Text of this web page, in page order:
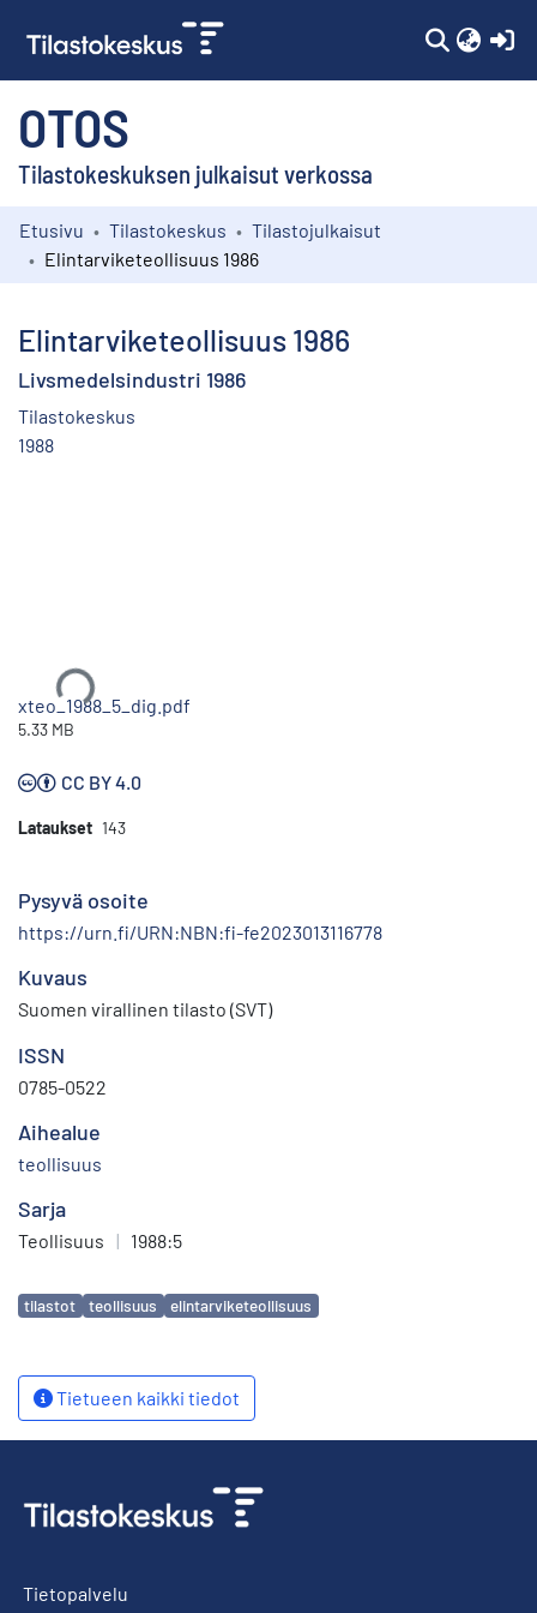
OTOS
Tilastokeskuksen julkaisut verkossa
Kokoelmat
Etusivu Tilastokeskus
Tilastojulkaisut
Elintarviketeollisuus 1986
Elintarviketeollisuus 1986
Livsmedelsindustri 1986
Tilastokeskus
1988
Ladataan...
xteo_1988_5_dig.pdf
5.33 MB
CC BY 4.0
Lataukset 143
Pysyvä osoite
https://urn.fi/URN:NBN:fi-fe2023013116778
Kuvaus
Suomen virallinen tilasto (SVT)
ISSN
0785-0522
Aihealue
teollisuus
Sarja
Teollisuus | 1988:5
Avainsanat
tilastot teollisuus elintarviketeollisuus
Tietueen kaikki tiedot
Tietopalvelu